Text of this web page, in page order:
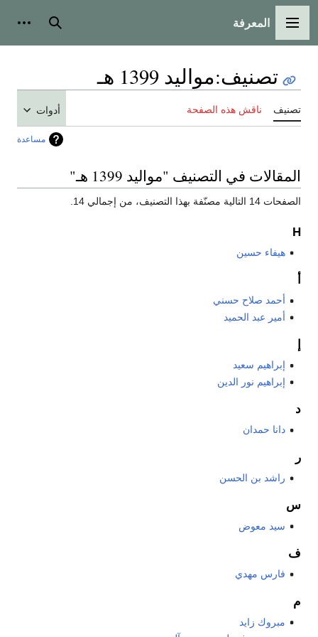
القائمة الرئيسية
المعرفة بحث
تصنيف:مواليد 1399 هـ
تصنيف ناقش هذه الصفحة أدوات
مساعدة
المقالات في التصنيف "مواليد 1399 هـ"
الصفحات 14 التالية مصنّفة بهذا التصنيف، من إجمالي 14.
H
هيفاء حسين
أحمد صلاح حسني
أمير عبد الحميد
إ
إبراهيم سعيد
إبراهيم نور الدين
د
دانا حمدان
ر
راشد بن الحسن
س
سيد معوض
ف
فارس مهدي
م
مبروك زايد